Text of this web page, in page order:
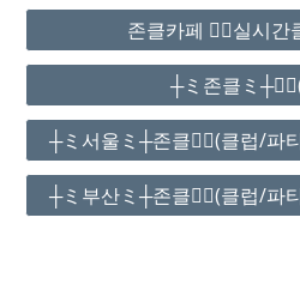
존클카페 ❤️‍🔥실시간
┼ミ존클ミ
┼ミ서울ミ┼존클❤️‍🔥(클럽/파
┼ミ부산ミ┼존클❤️‍🔥(클럽/파